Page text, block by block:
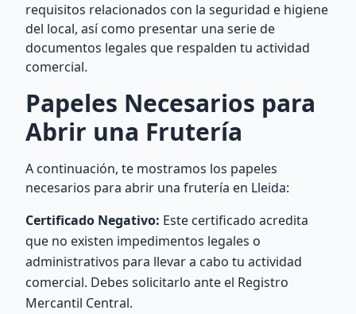
requisitos relacionados con la seguridad e higiene
del local, así como presentar una serie de
documentos legales que respalden tu actividad
comercial.
Papeles Necesarios para
Abrir una Frutería
A continuación, te mostramos los papeles
necesarios para abrir una frutería en Lleida:
Certificado Negativo: Este certificado acredita
que no existen impedimentos legales o
administrativos para llevar a cabo tu actividad
comercial. Debes solicitarlo ante el Registro
Mercantil Central.